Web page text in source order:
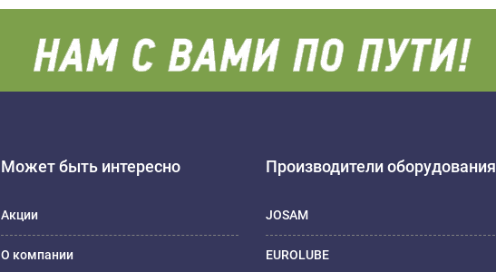
Может быть интересно
Акции
О компании
Производители оборудования
JOSAM
EUROLUBE